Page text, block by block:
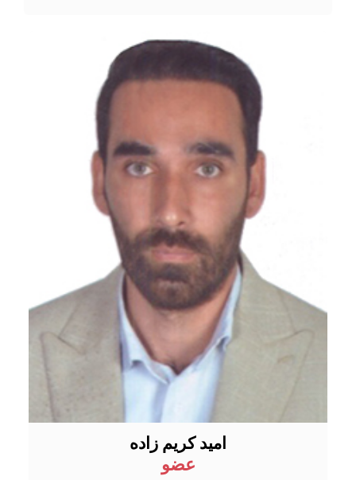
امید کریم زاده
عضو